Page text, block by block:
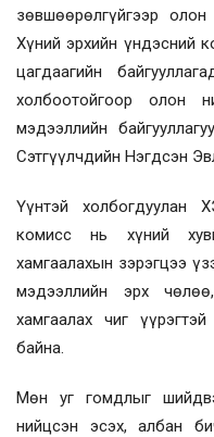
зөвшөөрөлгүйгээр
Хүний эрхийн үндэсний
цагдаагийн
холбоотойгоор олон
мэдээллийн
Сэтгүүлчдийн Нэгдсэн
Үүнтэй холбогдуулан
комисс нь хүний
хамгаалахын зэрэгцээ
мэдээллийн эрх
хамгаалах чиг
байна.
Мөн уг гомдлыг
нийцсэн эсэх, албан